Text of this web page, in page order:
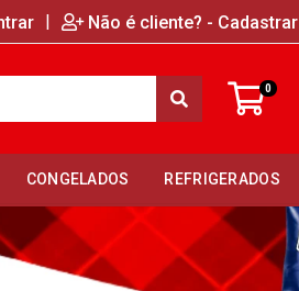
| Não é cliente? - Cadastrar
0
CONGELADOS REFRIGERADOS